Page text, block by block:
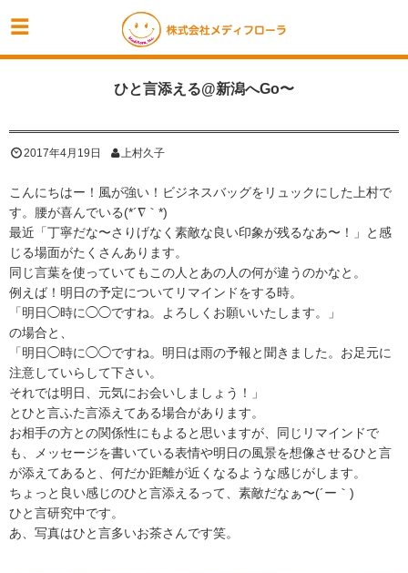
ひと言添える@新潟へGo〜
2017年4月19日 上村久子
こんにちはー！風が強い！ビジネスバッグをリュックにした上村で
す。腰が喜んでいる(*´∇｀*)
最近「丁寧だな〜さりげなく素敵な良い印象が残るなあ〜！」と感
じる場面がたくさんあります。
同じ言葉を使っていてもこの人とあの人の何が違うのかなと。
例えば！明日の予定についてリマインドをする時。
「明日◯時に◯◯ですね。よろしくお願いいたします。」
の場合と、
「明日◯時に◯◯ですね。明日は雨の予報と聞きました。お足元に
注意していらして下さい。
それでは明日、元気にお会いしましょう！」
とひと言ふた言添えてある場合があります。
お相手の方との関係性にもよると思いますが、同じリマインドで
も、メッセージを書いている表情や明日の風景を想像させるひと言
が添えてあると、何だか距離が近くなるような感じがします。
ちょっと良い感じのひと言添えるって、素敵だなぁ〜(´ー｀)
ひと言研究中です。
あ、写真はひと言多いお茶さんです笑。